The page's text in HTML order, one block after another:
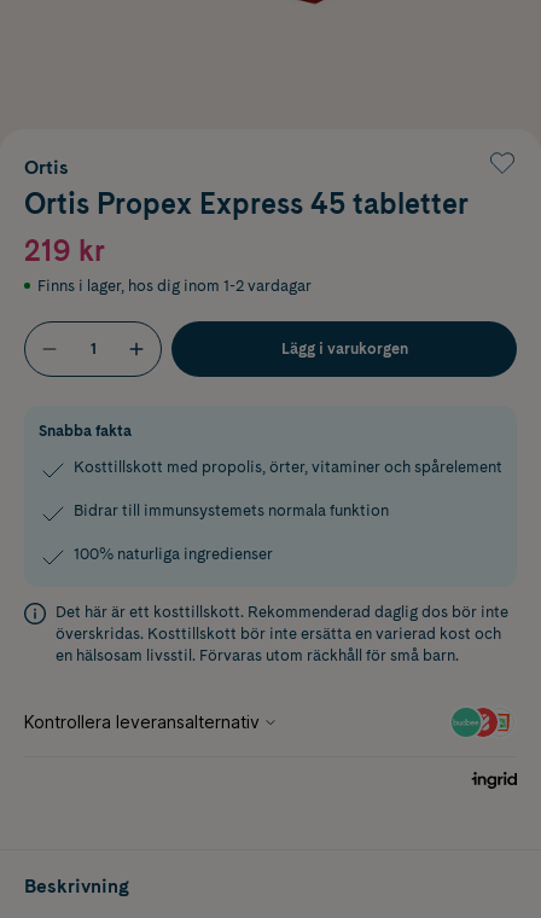
Ortis
Ortis Propex Express 45 tabletter
219 kr
Finns i lager, hos dig inom 1-2 vardagar
Lägg i varukorgen
Snabba fakta
Kosttillskott med propolis, örter, vitaminer och spårelement
Bidrar till immunsystemets normala funktion
100% naturliga ingredienser
Det här är ett kosttillskott. Rekommenderad daglig dos bör inte
överskridas. Kosttillskott bör inte ersätta en varierad kost och
en hälsosam livsstil. Förvaras utom räckhåll för små barn.
Beskrivning